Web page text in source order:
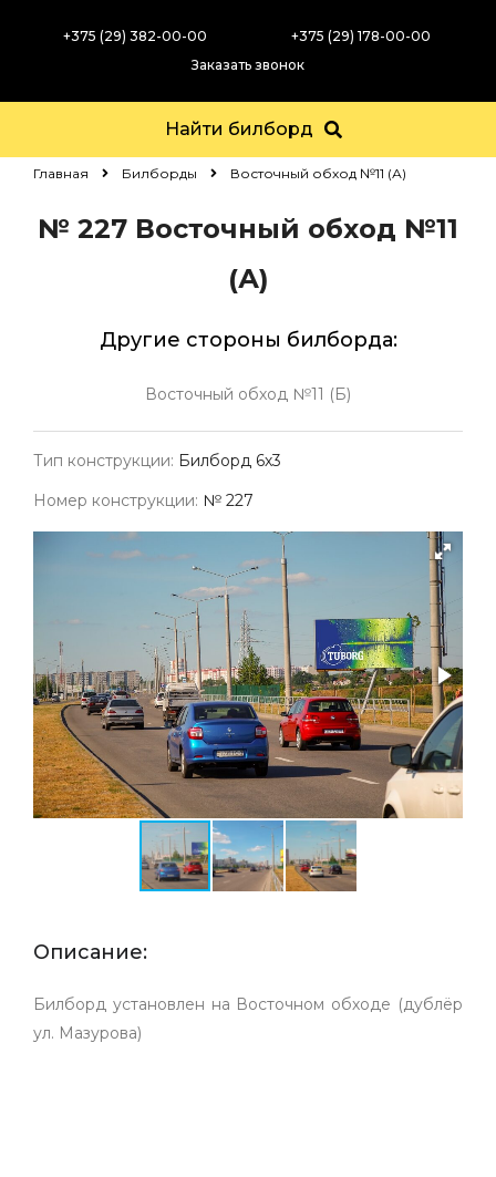
+375 (29) 382-00-00
+375 (29) 178-00-00
Заказать звонок
Найти билборд
Главная Билборды Восточный обход №11 (А)
№ 227 Восточный обход №11
(А)
Другие стороны билборда:
Восточный обход №11 (Б)
Тип конструкции: Билборд 6х3
Номер конструкции: № 227
Описание:
Билборд установлен на Восточном обходе (дублёр
ул. Мазурова)